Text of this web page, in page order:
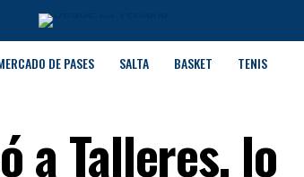
DE PASES SALTA BASKET TENIS
a Talleres, lo